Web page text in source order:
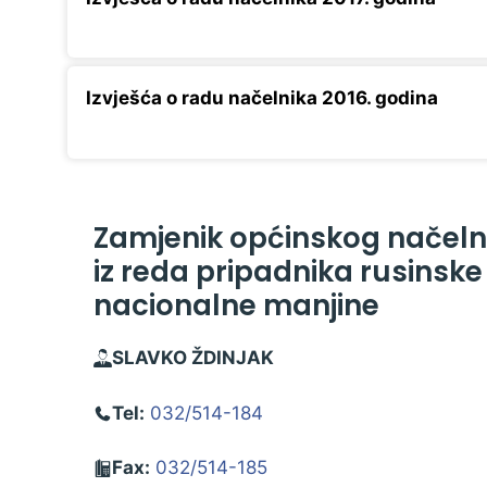
Izvješća o radu načelnika 2016. godina
Zamjenik općinskog
iz reda pripadnika rusinske
nacionalne manjine
SLAVKO ŽDINJAK
Tel: 032/514-184
Fax: 032/514-185